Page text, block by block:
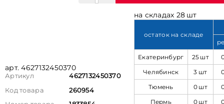
арт. 4627132450370
Артикул
4627132450370
Код товара
260954
на складах 28 шт
остаток на складе
Екатеринбург
25 шт
Челябинск
3 шт
Тюмень
0 шт
Пермь
0 шт